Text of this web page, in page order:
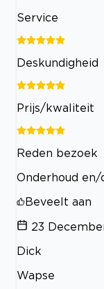
Service
Deskundigheid
Prijs/kwaliteit
Reden bezoek
Onderhoud en/
Beveelt aan
23
Dick
Wapse